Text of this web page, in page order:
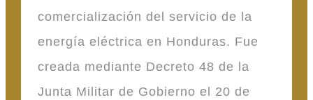
comercialización del servicio de la
energía eléctrica en Honduras. Fue
creada mediante Decreto 48 de la
Junta Militar de Gobierno el 20 de